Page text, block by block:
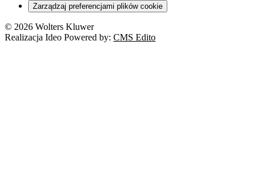
Zarządzaj preferencjami plików cookie
© 2026 Wolters Kluwer
Realizacja Ideo Powered by: CMS Edito